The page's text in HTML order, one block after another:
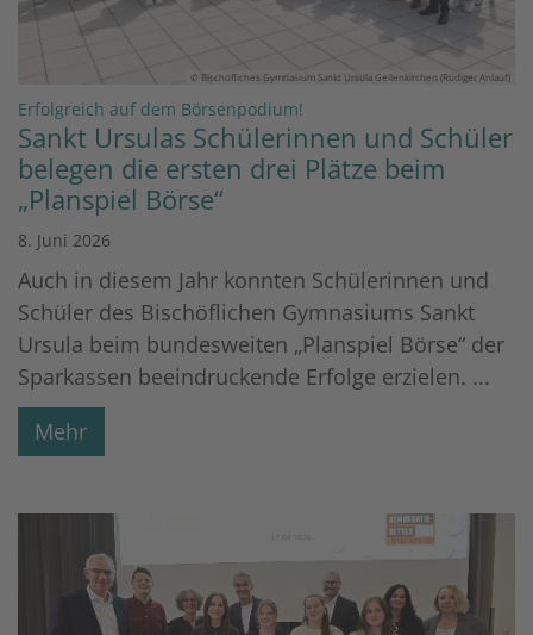
© Bischöfliches Gymnasium Sankt Ursula Geilenkirchen (Rüdiger Anlauf)
Erfolgreich auf dem Börsenpodium!
Sankt Ursulas Schülerinnen und Schüler
belegen die ersten drei Plätze beim
„Planspiel Börse“
8. Juni 2026
Auch in diesem Jahr konnten Schülerinnen und
Schüler des Bischöflichen Gymnasiums Sankt
Ursula beim bundesweiten „Planspiel Börse“ der
Sparkassen beeindruckende Erfolge erzielen. ...
Mehr